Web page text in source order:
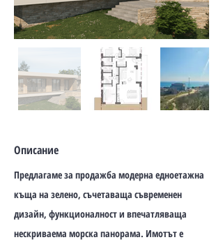
Описание
Предлагаме за продажба модерна едноетажна
къща на зелено, съчетаваща съвременен
дизайн, функционалност и впечатляваща
нескриваема морска панорама. Имотът е